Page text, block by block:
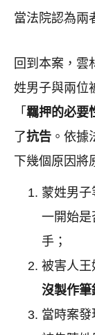
當法院認為兩
回到本案，雲
姓男子與兩位
「 羈押的必要
了抗告 。依
下幾個原因將
蒙姓男
一開始是
手；
被害人王
沒製作筆
當時案